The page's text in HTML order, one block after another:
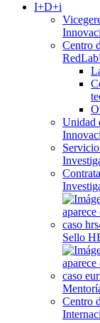
I+D+i
Centro
Unidad
Sello
Centro